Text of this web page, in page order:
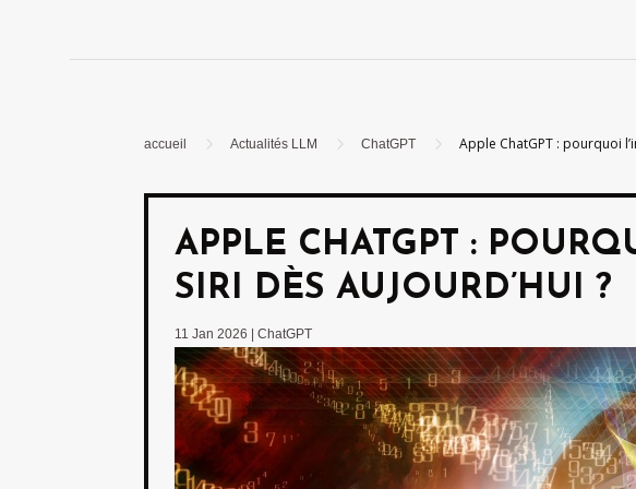
accueil 5 Actualités LLM 5 ChatGPT 5 Apple ChatGPT : pourquoi
APPLE CHATGPT :
SIRI DÈS AUJOURD’HUI ?
11 Jan 2026 ChatGPT